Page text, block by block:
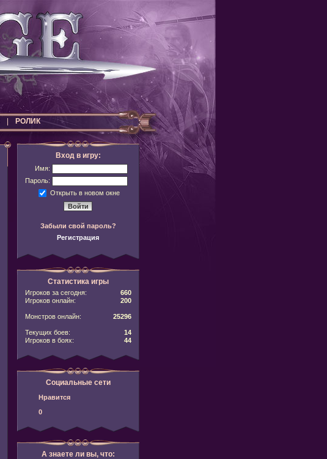
РОЛИК
Вход в игру:
Имя:
Пароль:
Открыть в новом окне
Забыли свой пароль?
Регистрация
Статистика игры
Игроков за сегодня:
660
Игроков онлайн:
200
Монстров онлайн: 25296
Текущих боев:
14
Игроков в боях:
44
Социальные сети
Нравится
0
А знаете ли вы, что: